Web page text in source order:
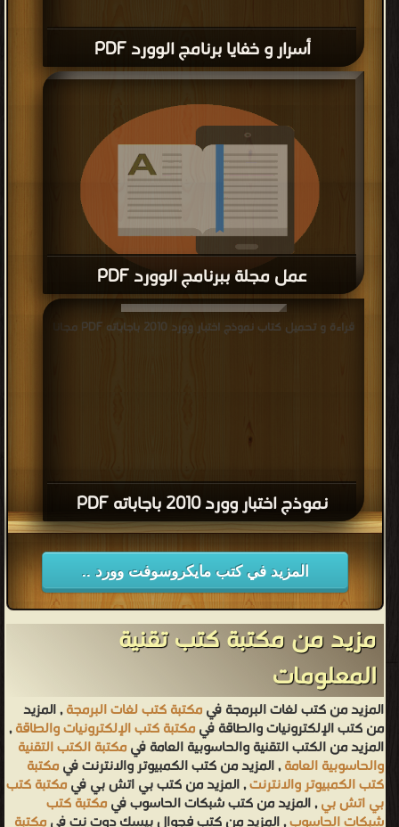
أسرار و خفايا برنامج الوورد PDF
عمل مجلة ببرنامج الوورد PDF
قراءة و تحميل كتاب عمل مجلة ببرنامج الوورد PDF مجانا
نموذج اختبار وورد 2010 باجاباته PDF
قراءة و تحميل كتاب نموذج اختبار وورد 2010 باجاباته PDF مجانا
المزيد في كتب مايكروسوفت وورد ..
مزيد من مكتبة كتب تقنية
المعلومات
المزيد من كتب لغات البرمجة فيمكتبة كتب لغات البرمجة, المزيد
من كتب الإلكترونيات والطاقة فيمكتبة كتب الإلكترونيات والطاقة,
المزيد من الكتب التقنية والحاسوبية العامة فيمكتبة الكتب التقنية
والحاسوبية العامة, المزيد من كتب الكمبيوتر والانترنت فيمكتبة
كتب الكمبيوتر والانترنت, المزيد من كتب بي اتش بي فيمكتبة كتب
بي اتش بي, المزيد من كتب شبكات الحاسوب فيمكتبة كتب